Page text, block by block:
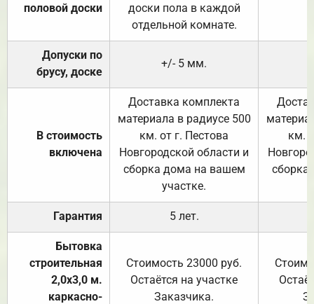
половой доски
доски пола в каждой
отдельной комнате.
Допуски по
брусу, доске
+/- 5 мм.
В стоимость
включена
Доставка комплекта
материала в радиусе 500
км. от г. Пестова
Новгородской области и
сборка дома на вашем
участке.
км.
Гарантия 5 лет.
Бытовка
строительная
2,0х3,0 м.
каркасно-
Стоимость 23000 руб.
Остаётся на участке
Заказчика.